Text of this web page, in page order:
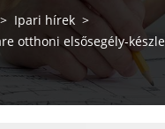
> Ipari hírek >
otthoni elsősegély-